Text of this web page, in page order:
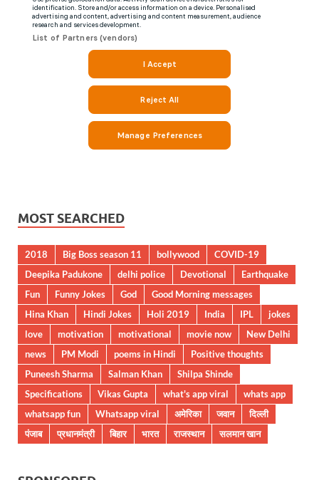
MOST SEARCHED
2018 Big Boss season 11 bollywood
COVID-19
Deepika Padukone
delhi police Devotional
Earthquake
Fun
Funny Jokes God
Good Morning messages
Hina Khan
Hindi Jokes Holi 2019 India IPL
jokes
love
motivation motivational movie now
New Delhi
news
PM Modi poems in Hindi
Positive thoughts
Puneesh Sharma
Salman Khan
Shilpa Shinde
Specifications
Vikas Gupta what's app viral
whats app
whatsapp fun
Whatsapp viral अमेरिका जवान
दिल्ली
पंजाब
प्रधानमंत्री बिहार भारत राजस्थान सलमान खान